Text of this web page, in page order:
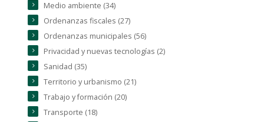
Medio ambiente (34)
Ordenanzas fiscales (27)
Ordenanzas municipales (56)
Privacidad y nuevas tecnologías (2)
Sanidad (35)
Territorio y urbanismo (21)
Trabajo y formación (20)
Transporte (18)